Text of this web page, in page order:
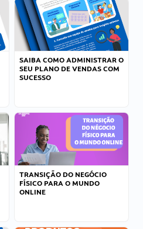
SAIBA COMO ADMINISTRAR O
SEU PLANO DE VENDAS COM
SUCESSO
TRANSIÇÃO DO NEGÓCIO
FÍSICO PARA O MUNDO
ONLINE